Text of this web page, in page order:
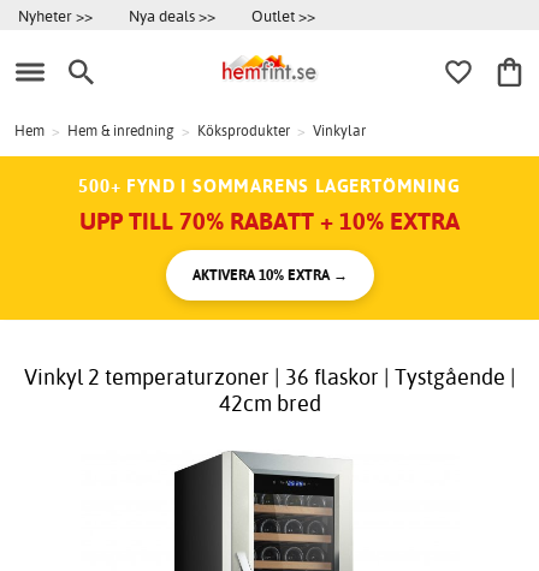
Nyheter >> Nya deals >> Outlet >>
Hem > Hem & inredning > Köksprodukter > Vinkylar
500+ FYND I SOMMARENS LAGERTÖMNING
UPP TILL 70% RABATT + 10% EXTRA
AKTIVERA 10% EXTRA →
Vinkyl 2 temperaturzoner | 36 flaskor | Tystgående |
42cm bred